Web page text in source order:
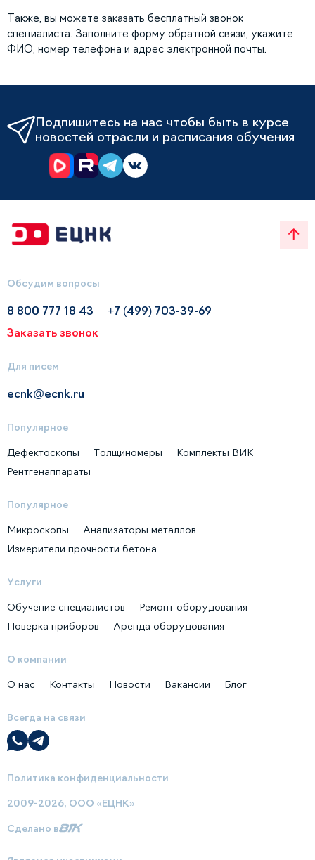
Также, вы можете заказать бесплатный звонок
специалиста. Заполните форму обратной связи, укажите
ФИО, номер телефона и адрес электронной почты.
Подпишитесь на нас чтобы быть в курсе
новостей отрасли и расписания обучения
Обсудим вопросы
8 800 777 18 43
+7 (499) 703-39-69
Заказать звонок
Для писем
ecnk@ecnk.ru
Популярное
Дефектоскопы Толщиномеры
Комплекты ВИК
Рентгенаппараты
Популярное
Микроскопы
Анализаторы металлов
Измерители прочности бетона
Услуги
Обучение специалистов
Ремонт оборудования
Поверка приборов
Аренда оборудования
О компании
О нас Контакты Новости Вакансии Блог
Всегда на связи
Политика конфиденциальности
2009-2026, ООО «ЕЦНК»
Сделано в